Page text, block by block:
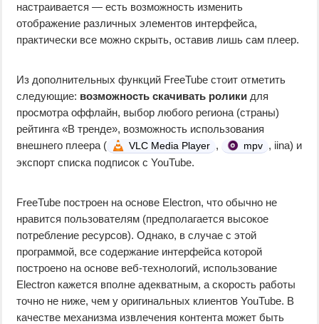
настраивается — есть возможность изменить
отображение различных элементов интерфейса,
практически все можно скрыть, оставив лишь сам плеер.
Из дополнительных функций FreeTube стоит отметить
следующие: возможность скачивать ролики для
просмотра оффлайн, выбор любого региона (страны)
рейтинга «В тренде», возможность использования
внешнего плеера (
VLC Media Player , mpv , iina) и
экспорт списка подписок с YouTube.
FreeTube построен на основе Electron, что обычно не
нравится пользователям (предполагается высокое
потребление ресурсов). Однако, в случае с этой
программой, все содержание интерфейса которой
построено на основе веб-технологий, использование
Electron кажется вполне адекватным, а скорость работы
точно не ниже, чем у оригинальных клиентов YouTube. В
качестве механизма извлечения контента может быть